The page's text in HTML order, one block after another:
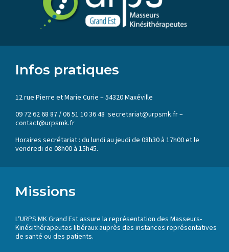
Infos pratiques
12 rue Pierre et Marie Curie – 54320 Maxéville
09 72 62 68 87 / 06 51 10 36 48 secretariat@urpsmk.fr –
contact@urpsmk.fr
Horaires secrétariat : du lundi au jeudi de 08h30 à 17h00 et le
vendredi de 08h00 à 15h45.
Missions
L’URPS MK Grand Est assure la représentation des Masseurs-
Kinésithérapeutes libéraux auprès des instances représentatives
de santé ou des patients.